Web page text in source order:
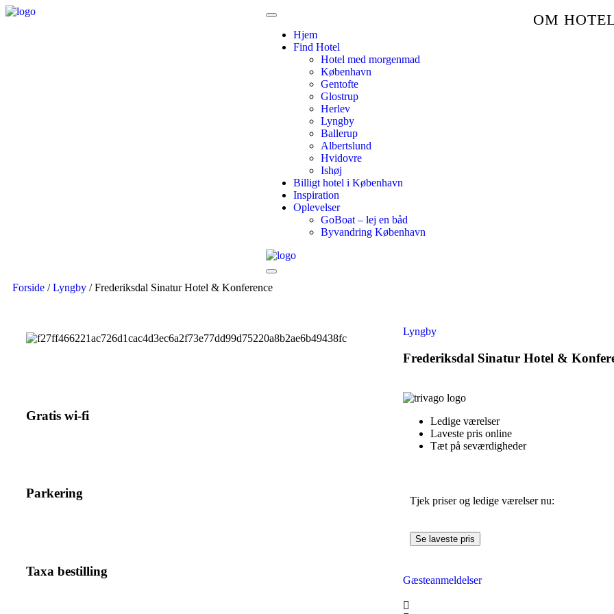
Hjem
Find Hotel
Hotel med morgenmad
København
Gentofte
Glostrup
Herlev
Lyngby
Ballerup
Albertslund
Hvidovre
Ishøj
Billigt hotel i København
Inspiration
Oplevelser
GoBoat – lej en båd
Byvandring København
OM
Forside /Lyngby / Frederiksdal Sinatur Hotel & Konference
Gratis wi-fi
Parkering
Taxa bestilling
Lyngby
Frederiksdal Sinatur Hotel &
Ledige værelser
Laveste pris online
Tæt på seværdigheder
Tjek priser og ledige værelser nu:
Se laveste pris
Gæsteanmeldelser